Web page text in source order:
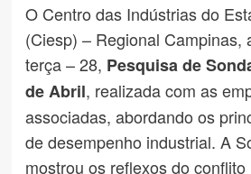
O Centro das Indústrias do
(Ciesp) – Regional Campinas,
terça – 28, Pesquisa de
de Abril, realizada com as
associadas, abordando os
de desempenho industrial. A
mostrou os reflexos do